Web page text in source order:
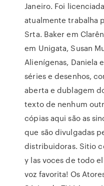
Janeiro. Foi
atualmente trabalha
Srta. Baker em
em Unigata, Susan
Alienígenas, Daniela
séries e desenhos,
aberta e dublagem
texto de nenhum
cópias aqui são as
que são divulgadas
distribuidoras. Sitio
y las voces de todo
voz favorita! Os